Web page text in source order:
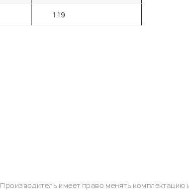
1.19
Производитель имеет право менять